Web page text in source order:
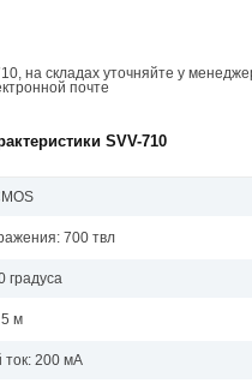
на складах уточняйте у
почте
SVV-710
700 твл
градуса
5 м
200 мА